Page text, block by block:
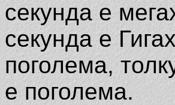
секунда е
секунда е
поголема,
е поголема.